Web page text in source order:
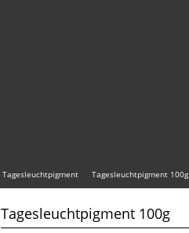
Tagesleuchtpigment Tagesleuchtpigment 100g
Tagesleuchtpigment 100g